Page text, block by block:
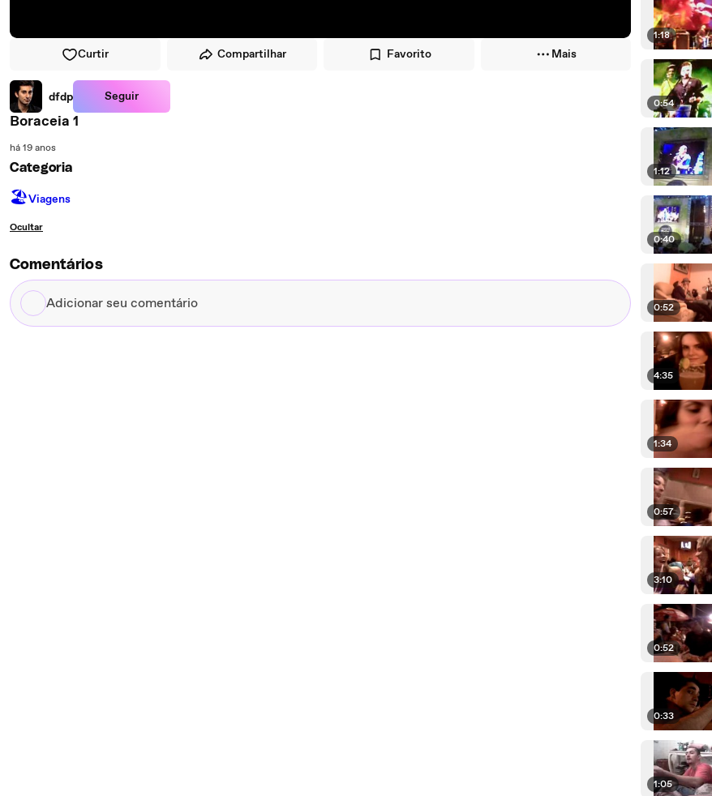
Curtir Compartilhar Favorito Mais
dfdp Seguir
Boraceia 1
há 19 anos
Categoria
🏖Viagens
Ocultar
Comentários
Adicionar
seu
1:18
0:54
1:12
0:40
0:52
4:35
1:34
0:57
3:10
0:52
0:33
1:05